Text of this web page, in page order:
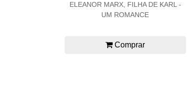
ELEANOR MARX, FILHA DE KARL -
UM ROMANCE
Comprar